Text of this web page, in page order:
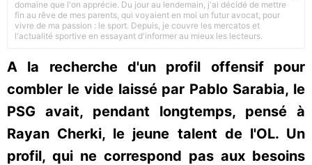
domaine que l'on apprécie. Du jour au lendemain, j'ai décidé de mettre
fin au rêve de mes parents, qui voyaient en moi un futur avocat, pour
vivre de ma passion : le sport. Depuis, je couvre les mercatos et
l'actualité sportive en essayant d'informer au mieux les lecteurs.
A la recherche d'un profil offensif pour
combler le vide laissé par Pablo Sarabia, le
PSG avait, pendant longtemps, pensé à
Rayan Cherki, le jeune talent de l'OL. Un
profil, qui ne correspond pas aux besoins